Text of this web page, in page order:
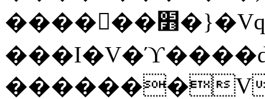
������׻�}�Vq���j¯���P�.QwO�ｓ
�������V